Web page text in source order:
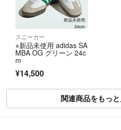
スニーカー
⭐︎新品未使用 adidas SA
MBA OG グリーン 24c
m
¥14,500
関連商品をもっ